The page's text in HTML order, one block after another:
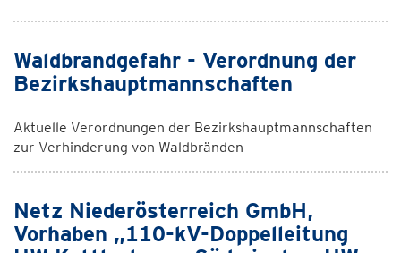
Waldbrandgefahr - Verordnung der
Bezirkshauptmannschaften
Aktuelle Verordnungen der Bezirkshauptmannschaften
zur Verhinderung von Waldbränden
Netz Niederösterreich GmbH,
Vorhaben „110-kV-Doppelleitung